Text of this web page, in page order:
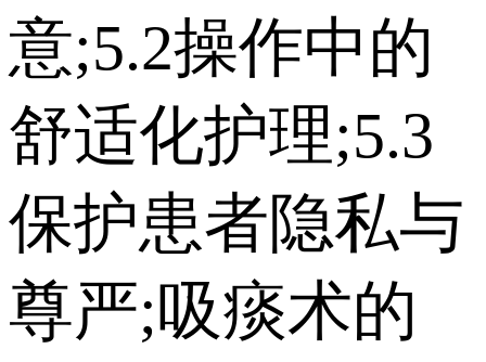
意;5.2操作中的
舒适化护理;5.3
保护患者隐私与
尊严;吸痰术的